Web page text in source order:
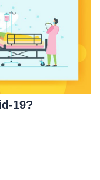
19?